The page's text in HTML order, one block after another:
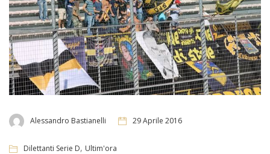
Alessandro Bastianelli 29 Aprile 2016
Dilettanti Serie D, Ultim'ora